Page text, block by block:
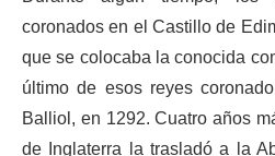
coronados en el Castillo de
que se colocaba la conocida
último de esos reyes
Balliol, en 1292. Cuatro años
de Inglaterra la trasladó a la